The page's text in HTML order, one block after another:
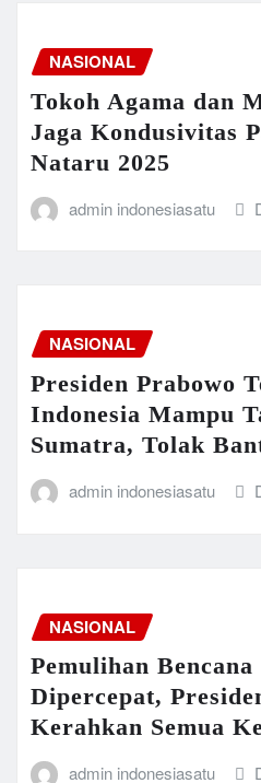
NASIONAL
Tokoh Agama dan
Jaga Kondusivitas
Nataru 2025
admin indonesiasatu
NASIONAL
Presiden Prabowo
Indonesia Mampu
Sumatra, Tolak
admin indonesiasatu
NASIONAL
Pemulihan Bencana
Dipercepat,
Kerahkan Semua
admin indonesiasatu